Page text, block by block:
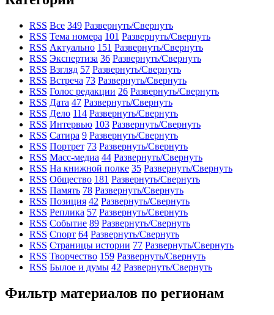
RSS Все 349 Развернуть/Свернуть
RSS Тема номера 101 Развернуть/Свернуть
RSS Актуально 151 Развернуть/Свернуть
RSS Экспертиза 36 Развернуть/Свернуть
RSS Взгляд 57 Развернуть/Свернуть
RSS Встреча 73 Развернуть/Свернуть
RSS Голос редакции 26 Развернуть/Свернуть
RSS Дата 47 Развернуть/Свернуть
RSS Дело 114 Развернуть/Свернуть
RSS Интервью 103 Развернуть/Свернуть
RSS Сатира 9 Развернуть/Свернуть
RSS Портрет 73 Развернуть/Свернуть
RSS Масс-медиа 44 Развернуть/Свернуть
RSS На книжной полке 35 Развернуть/Свернуть
RSS Общество 181 Развернуть/Свернуть
RSS Память 78 Развернуть/Свернуть
RSS Позиция 42 Развернуть/Свернуть
RSS Реплика 57 Развернуть/Свернуть
RSS Событие 89 Развернуть/Свернуть
RSS Спорт 64 Развернуть/Свернуть
RSS Страницы истории 77 Развернуть/Свернуть
RSS Творчество 159 Развернуть/Свернуть
RSS Былое и думы 42 Развернуть/Свернуть
Фильтр материалов по регионам